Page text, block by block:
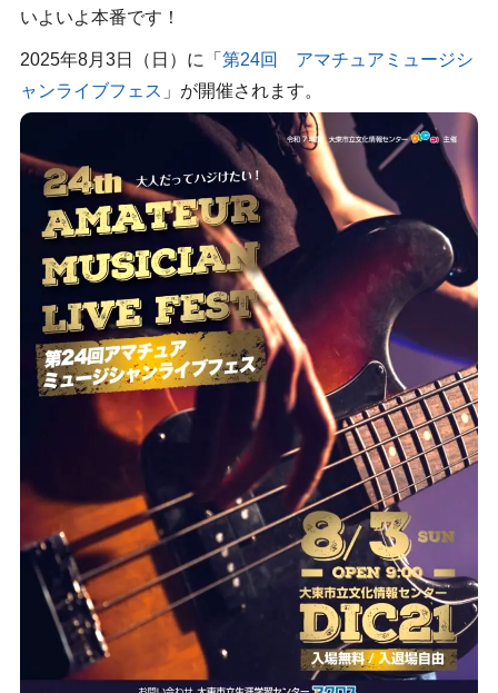
いよいよ本番です！
2025年8月3日（日）に「 第24回 アマチュアミュージシ
ャンライブフェス 」が開催されます。